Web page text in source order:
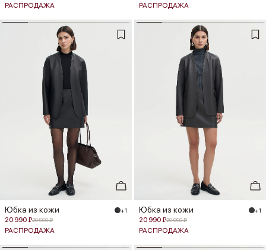
РАСПРОДАЖА РАСПРОДАЖА
Юбка из кожи +1
20 990 ₽29 990 ₽
РАСПРОДАЖА
Юбка из кожи +1
20 990 ₽29 990 ₽
РАСПРОДАЖА